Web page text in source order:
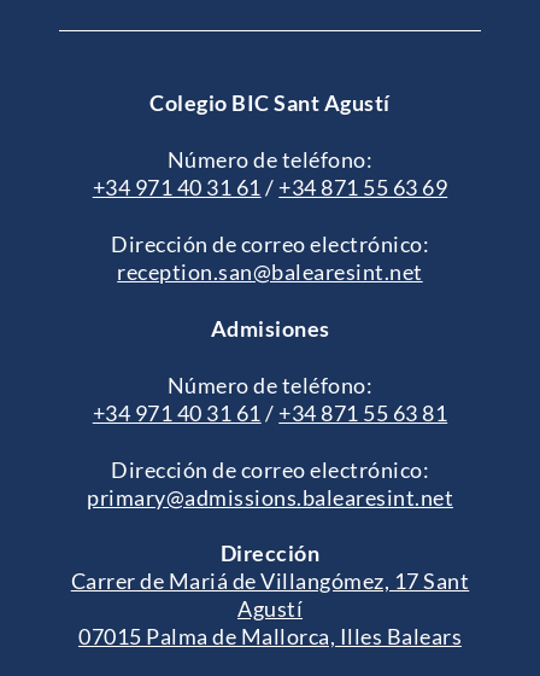
Colegio BIC Sant Agustí
Número de teléfono:
+34 971 40 31 61 / +34 871 55 63 69
Dirección de correo electrónico:
reception.san@balearesint.net
Admisiones
Número de teléfono:
+34 971 40 31 61 / +34 871 55 63 81
Dirección de correo electrónico:
primary@admissions.balearesint.net
Dirección
Carrer de Mariá de Villangómez, 17 Sant
Agustí
07015 Palma de Mallorca, Illes Balears